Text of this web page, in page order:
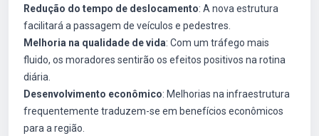
Redução do tempo de deslocamento: A nova estrutura
facilitará a passagem de veículos e pedestres.
Melhoria na qualidade de vida: Com um tráfego mais
fluido, os moradores sentirão os efeitos positivos na rotina
diária.
Desenvolvimento econômico: Melhorias na infraestrutura
frequentemente traduzem-se em benefícios econômicos
para a região.